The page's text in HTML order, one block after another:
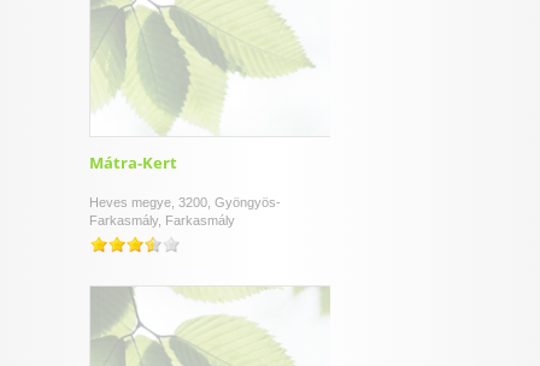
Mátra-Kert
Heves megye, 3200, Gyöngyös-
Farkasmály, Farkasmály